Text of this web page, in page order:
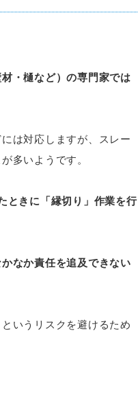
・樋など）の専門家では
は対応しますが、スレー
多いようです。
ときに「縁切り」作業を行
なか責任を追及できない
いうリスクを避けるため